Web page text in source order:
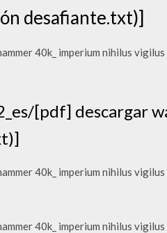
desafiante.txt)]
40k_ imperium nihilus vigilus
[pdf] descargar
40k_ imperium nihilus vigilus
40k_ imperium nihilus vigilus